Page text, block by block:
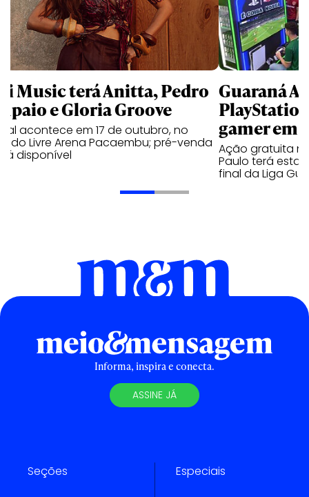
Music terá Anitta, Pedro
e Gloria Groove
acontece em 17 de outubro, no
Livre Arena Pacaembu; pré-venda
disponível
Guaraná
gamer em
Ação gratuita
Paulo terá
final da Liga
Informa, inspira e conecta.
ASSINE JÁ
Seções Especiais